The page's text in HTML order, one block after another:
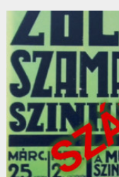
KAPCSOLAT